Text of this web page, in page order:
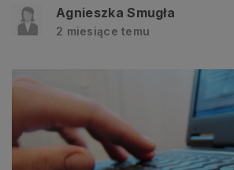
Agnieszka Smugła
2 miesiące temu